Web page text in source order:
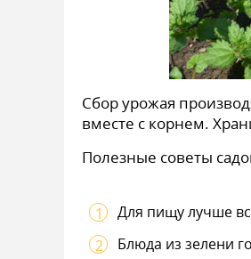
Сбор урожая
вместе с корнем.
Полезные советы
Для пищу лучше
Блюда из зелени